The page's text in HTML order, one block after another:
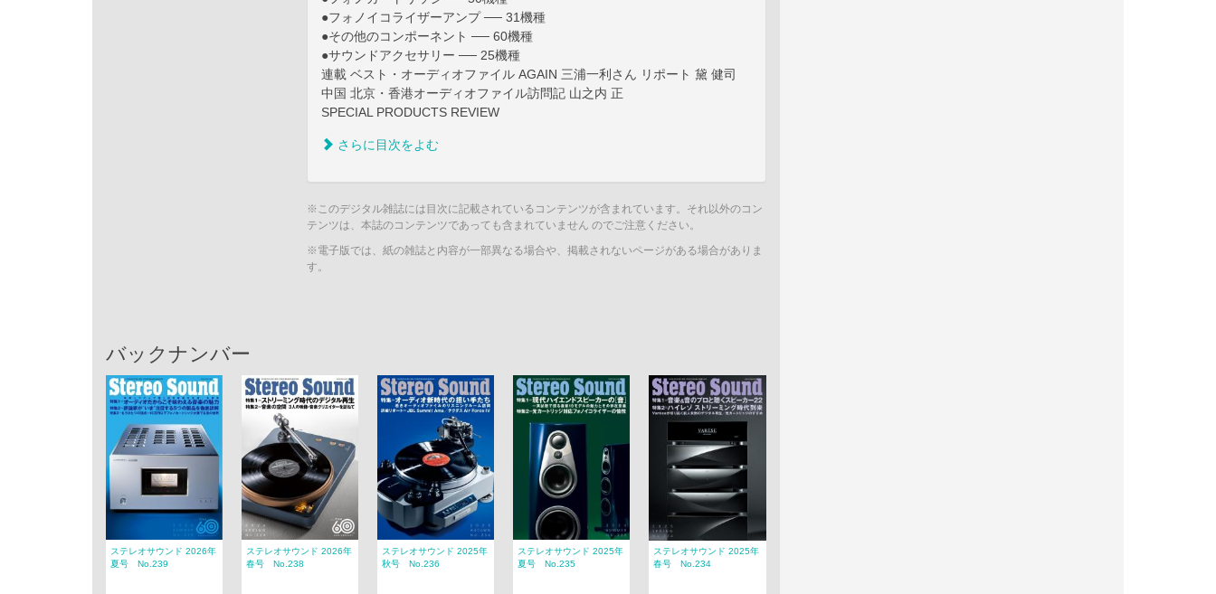
●フォノイコライザーアンプ ── 31機種
●その他のコンポーネント ── 60機種
●サウンドアクセサリー ── 25機種
連載 ベスト・オーディオファイル AGAIN 三浦一利さん リポート 黛 健司
中国 北京・香港オーディオファイル訪問記 山之内 正
SPECIAL PRODUCTS REVIEW
さらに目次をよむ
※このデジタル雑誌には目次に記載されているコンテンツが含まれています。それ以外のコン
テンツは、本誌のコンテンツであっても含まれていません のでご注意ください。
※電子版では、紙の雑誌と内容が一部異なる場合や、掲載されないページがある場合がありま
す。
バックナンバー
ステレオサウンド 2026年
夏号 No.239
ステレオサウンド 2026年
春号 No.238
ステレオサウンド 2025年
秋号 No.236
ステレオサウンド 2025年
夏号 No.235
ステレオサウンド 2025年
春号 No.234